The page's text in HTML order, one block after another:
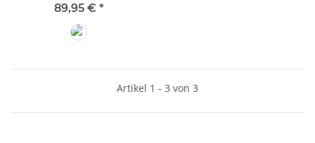
89,95 € *
Artikel 1 - 3 von 3